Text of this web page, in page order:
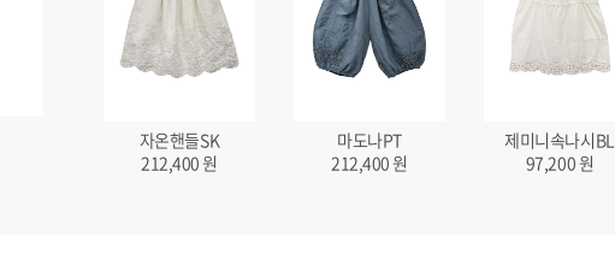
자온핸들SK
212,400 원
마도나PT
212,400 원
제미니속나시BL
97,200 원